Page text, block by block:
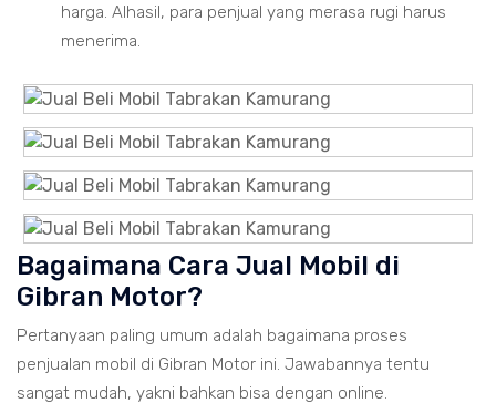
harga. Alhasil, para penjual yang merasa rugi harus
menerima.
Bagaimana Cara Jual Mobil di
Gibran Motor?
Pertanyaan paling umum adalah bagaimana proses
penjualan mobil di Gibran Motor ini. Jawabannya tentu
sangat mudah, yakni bahkan bisa dengan online.